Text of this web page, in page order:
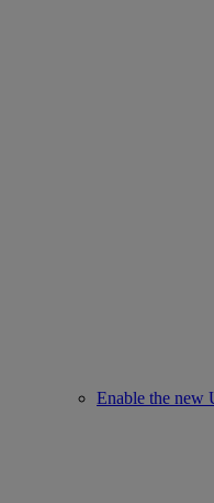
Enable the new